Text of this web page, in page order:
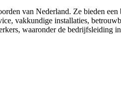
van Nederland. Ze bieden een
vakkundige installaties,
waaronder de bedrijfsleiding